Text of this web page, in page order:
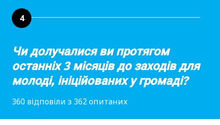
4
Чи долучалися ви протягом
останніх 3 місяців до заходів для
молоді, ініційованих у громаді?
360 відповіли з 362 опитаних